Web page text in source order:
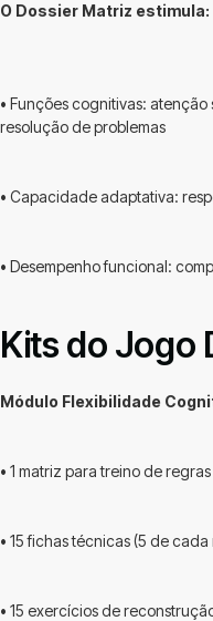
O Dossier Matriz estimula:
• Funções cognitivas:
resolução de problemas
• Capacidade adaptativa:
• Desempenho funcional:
Kits do Jogo
Módulo Flexibilidade
• 1 matriz para treino de regras
• 15 fichas técnicas (5 de cada
• 15 exercícios de